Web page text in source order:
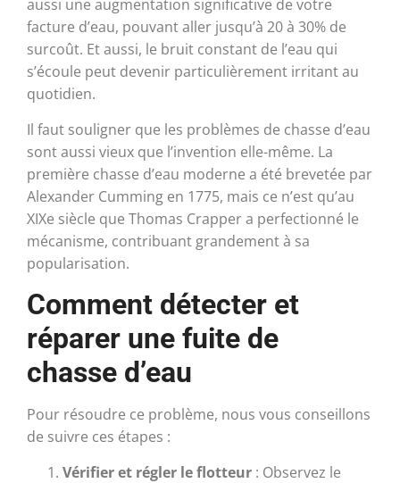
aussi une augmentation significative de votre
facture d’eau, pouvant aller jusqu’à 20 à 30% de
surcoût. Et aussi, le bruit constant de l’eau qui
s’écoule peut devenir particulièrement irritant au
quotidien.
Il faut souligner que les problèmes de chasse d’eau
sont aussi vieux que l’invention elle-même. La
première chasse d’eau moderne a été brevetée par
Alexander Cumming en 1775, mais ce n’est qu’au
XIXe siècle que Thomas Crapper a perfectionné le
mécanisme, contribuant grandement à sa
popularisation.
Comment détecter et
réparer une fuite de
chasse d’eau
Pour résoudre ce problème, nous vous conseillons
de suivre ces étapes :
Vérifier et régler le flotteur : Observez le